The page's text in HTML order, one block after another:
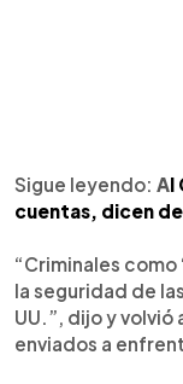
Sigue leyendo: Al
cuentas, dicen
“Criminales como
la seguridad de
UU.”, dijo y volvió
enviados a